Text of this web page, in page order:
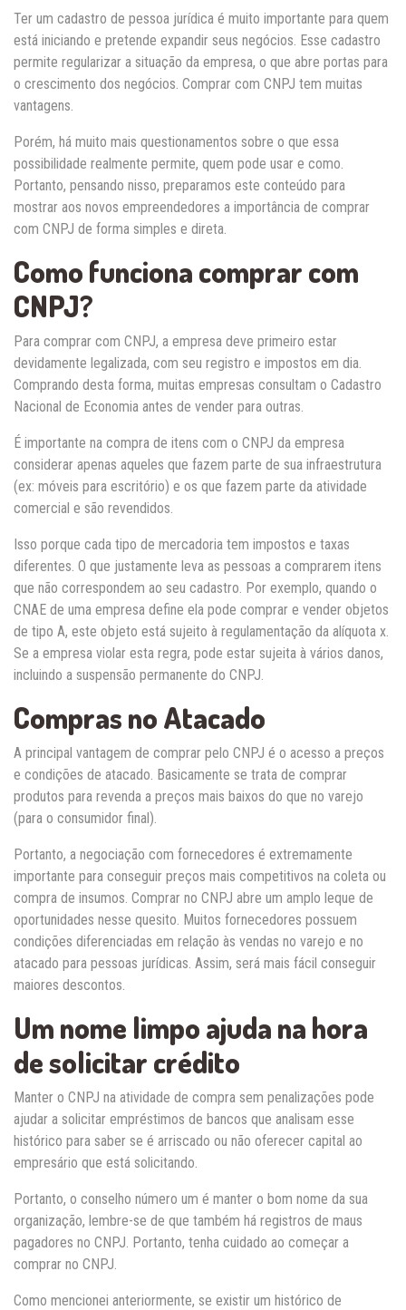
Ter um cadastro de pessoa jurídica é muito importante para quem
está iniciando e pretende expandir seus negócios. Esse cadastro
permite regularizar a situação da empresa, o que abre portas para
o crescimento dos negócios. Comprar com CNPJ tem muitas
vantagens.
Porém, há muito mais questionamentos sobre o que essa
possibilidade realmente permite, quem pode usar e como.
Portanto, pensando nisso, preparamos este conteúdo para
mostrar aos novos empreendedores a importância de comprar
com CNPJ de forma simples e direta.
Como funciona comprar com
CNPJ?
Para comprar com CNPJ, a empresa deve primeiro estar
devidamente legalizada, com seu registro e impostos em dia.
Comprando desta forma, muitas empresas consultam o Cadastro
Nacional de Economia antes de vender para outras.
É importante na compra de itens com o CNPJ da empresa
considerar apenas aqueles que fazem parte de sua infraestrutura
(ex: móveis para escritório) e os que fazem parte da atividade
comercial e são revendidos.
Isso porque cada tipo de mercadoria tem impostos e taxas
diferentes. O que justamente leva as pessoas a comprarem itens
que não correspondem ao seu cadastro. Por exemplo, quando o
CNAE de uma empresa define ela pode comprar e vender objetos
de tipo A, este objeto está sujeito à regulamentação da alíquota x.
Se a empresa violar esta regra, pode estar sujeita à vários danos,
incluindo a suspensão permanente do CNPJ.
Compras no Atacado
A principal vantagem de comprar pelo CNPJ é o acesso a preços
e condições de atacado. Basicamente se trata de comprar
produtos para revenda a preços mais baixos do que no varejo
(para o consumidor final).
Portanto, a negociação com fornecedores é extremamente
importante para conseguir preços mais competitivos na coleta ou
compra de insumos. Comprar no CNPJ abre um amplo leque de
oportunidades nesse quesito. Muitos fornecedores possuem
condições diferenciadas em relação às vendas no varejo e no
atacado para pessoas jurídicas. Assim, será mais fácil conseguir
maiores descontos.
Um nome limpo ajuda na hora
de solicitar crédito
Manter o CNPJ na atividade de compra sem penalizações pode
ajudar a solicitar empréstimos de bancos que analisam esse
histórico para saber se é arriscado ou não oferecer capital ao
empresário que está solicitando.
Portanto, o conselho número um é manter o bom nome da sua
organização, lembre-se de que também há registros de maus
pagadores no CNPJ. Portanto, tenha cuidado ao começar a
comprar no CNPJ.
Como mencionei anteriormente, se existir um histórico de